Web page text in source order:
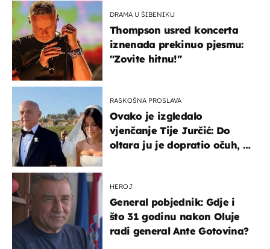
DRAMA U ŠIBENIKU
Thompson usred koncerta
iznenada prekinuo pjesmu:
"Zovite hitnu!"
RASKOŠNA PROSLAVA
Ovako je izgledalo
vjenčanje Tije Jurčić: Do
oltara ju je dopratio očuh, a
HEROJ
General pobjednik: Gdje i
što 31 godinu nakon Oluje
radi general Ante Gotovina?